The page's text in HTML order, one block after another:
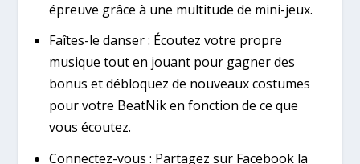
épreuve grâce à une multitude de mini-jeux.
Faîtes-le danser : Écoutez votre propre
musique tout en jouant pour gagner des
bonus et débloquez de nouveaux costumes
pour votre BeatNik en fonction de ce que
vous écoutez.
Connectez-vous : Partagez sur Facebook la